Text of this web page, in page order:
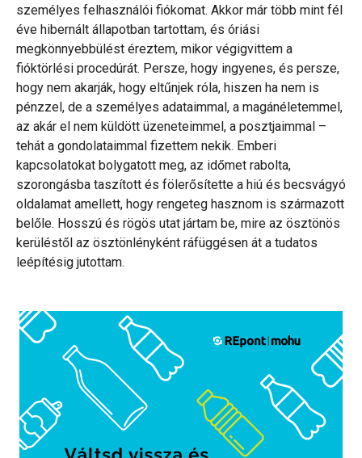
személyes felhasználói fiókomat. Akkor már több mint fél
éve hibernált állapotban tartottam, és óriási
megkönnyebbülést éreztem, mikor végigvittem a
fióktörlési procedúrát. Persze, hogy ingyenes, és persze,
hogy nem akarják, hogy eltűnjek róla, hiszen ha nem is
pénzzel, de a személyes adataimmal, a magánéletemmel,
az akár el nem küldött üzeneteimmel, a posztjaimmal –
tehát a gondolataimmal fizettem nekik. Emberi
kapcsolatokat bolygatott meg, az időmet rabolta,
szorongásba taszított és fölerősítette a hiú és becsvágyó
oldalamat amellett, hogy rengeteg hasznom is származott
belőle. Hosszú és rögös utat jártam be, mire az ösztönös
kerüléstől az ösztönlényként ráfüggésen át a tudatos
leépítésig jutottam.